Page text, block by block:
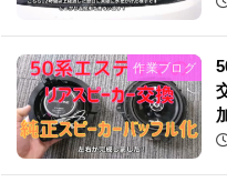
作業ブログ